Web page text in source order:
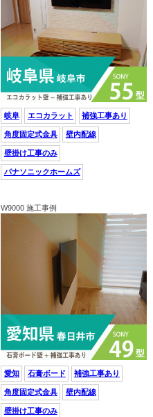
岐阜 エコカラット 補強工事あり
角度固定式金具 壁内配線
壁掛け工事のみ
パナソニックホームズ
W9000 施工事例
愛知 石膏ボード 補強工事あり
角度固定式金具 壁内配線
壁掛け工事のみ